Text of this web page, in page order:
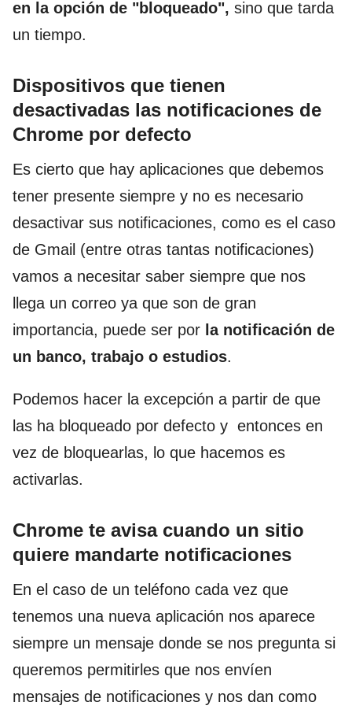
en la opción de "bloqueado", sino que tarda
un tiempo.
Dispositivos que tienen
desactivadas las notificaciones de
Chrome por defecto
Es cierto que hay aplicaciones que debemos
tener presente siempre y no es necesario
desactivar sus notificaciones, como es el caso
de Gmail (entre otras tantas notificaciones)
vamos a necesitar saber siempre que nos
llega un correo ya que son de gran
importancia, puede ser por la notificación de
un banco, trabajo o estudios.
Podemos hacer la excepción a partir de que
las ha bloqueado por defecto y entonces en
vez de bloquearlas, lo que hacemos es
activarlas.
Chrome te avisa cuando un sitio
quiere mandarte notificaciones
En el caso de un teléfono cada vez que
tenemos una nueva aplicación nos aparece
siempre un mensaje donde se nos pregunta si
queremos permitirles que nos envíen
mensajes de notificaciones y nos dan como